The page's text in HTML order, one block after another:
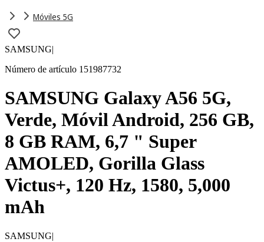
Móviles 5G
SAMSUNG|
Número de artículo 151987732
SAMSUNG Galaxy A56 5G,
Verde, Móvil Android, 256 GB,
8 GB RAM, 6,7 " Super
AMOLED, Gorilla Glass
Victus+, 120 Hz, 1580, 5,000
mAh
SAMSUNG|